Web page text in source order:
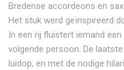
Bredense accordeons en
Het stuk werd geïnspireerd
In een rij fluistert iemand
volgende persoon. De
luidop, en met de nodige